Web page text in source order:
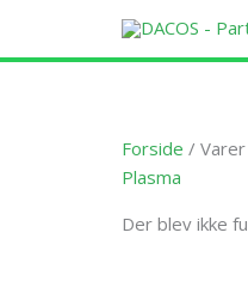
Forside / Varer
Plasma
Der blev ikke